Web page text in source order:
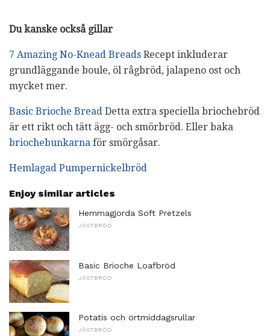
Du kanske också gillar
7 Amazing No-Knead Breads Recept inkluderar
grundläggande boule, öl rågbröd, jalapeno ost och
mycket mer.
Basic Brioche Bread Detta extra speciella briochebröd
är ett rikt och tätt ägg- och smörbröd. Eller baka
briochebunkarna för smörgåsar.
Hemlagad Pumpernickelbröd
Enjoy similar articles
Hemmagjorda Soft Pretzels
JÄSTBRÖD
Basic Brioche Loafbröd
JÄSTBRÖD
Potatis och örtmiddagsrullar
JÄSTBRÖD